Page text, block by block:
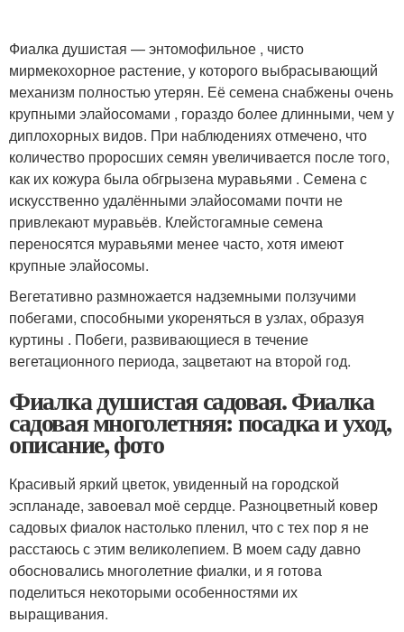
Фиалка душистая — энтомофильное , чисто
мирмекохорное растение, у которого выбрасывающий
механизм полностью утерян. Её семена снабжены очень
крупными элайосомами , гораздо более длинными, чем у
диплохорных видов. При наблюдениях отмечено, что
количество проросших семян увеличивается после того,
как их кожура была обгрызена муравьями . Семена с
искусственно удалёнными элайосомами почти не
привлекают муравьёв. Клейстогамные семена
переносятся муравьями менее часто, хотя имеют
крупные элайосомы.
Вегетативно размножается надземными ползучими
побегами, способными укореняться в узлах, образуя
куртины . Побеги, развивающиеся в течение
вегетационного периода, зацветают на второй год.
Фиалка душистая садовая. Фиалка
садовая многолетняя: посадка и уход,
описание, фото
Красивый яркий цветок, увиденный на городской
эспланаде, завоевал моё сердце. Разноцветный ковер
садовых фиалок настолько пленил, что с тех пор я не
расстаюсь с этим великолепием. В моем саду давно
обосновались многолетние фиалки, и я готова
поделиться некоторыми особенностями их
выращивания.